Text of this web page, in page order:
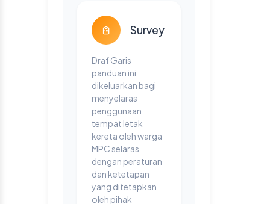
Survey
Draf Garis
panduan ini
dikeluarkan bagi
menyelaras
penggunaan
tempat letak
kereta oleh warga
MPC selaras
dengan peraturan
dan ketetapan
yang ditetapkan
oleh pihak